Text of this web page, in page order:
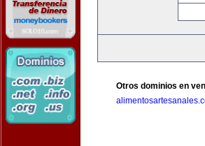
Otros dominios en